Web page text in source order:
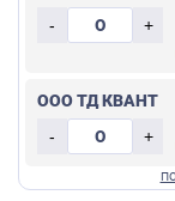
-
+
ООО ТД КВАНТ
-
+